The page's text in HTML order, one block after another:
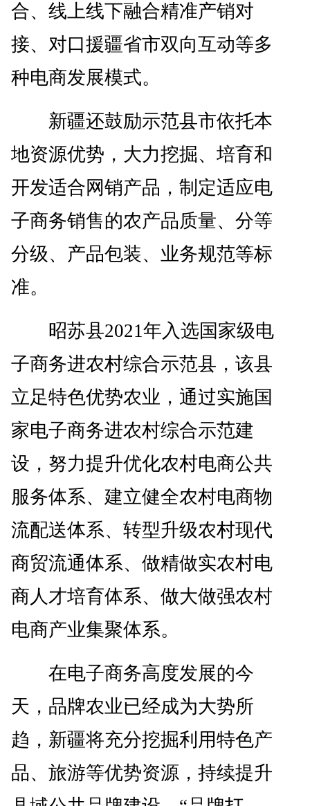
合、线上线下融合精准产销对
接、对口援疆省市双向互动等多
种电商发展模式。
新疆还鼓励示范县市依托本
地资源优势，大力挖掘、培育和
开发适合网销产品，制定适应电
子商务销售的农产品质量、分等
分级、产品包装、业务规范等标
准。
昭苏县2021年入选国家级电
子商务进农村综合示范县，该县
立足特色优势农业，通过实施国
家电子商务进农村综合示范建
设，努力提升优化农村电商公共
服务体系、建立健全农村电商物
流配送体系、转型升级农村现代
商贸流通体系、做精做实农村电
商人才培育体系、做大做强农村
电商产业集聚体系。
在电子商务高度发展的今
天，品牌农业已经成为大势所
趋，新疆将充分挖掘利用特色产
品、旅游等优势资源，持续提升